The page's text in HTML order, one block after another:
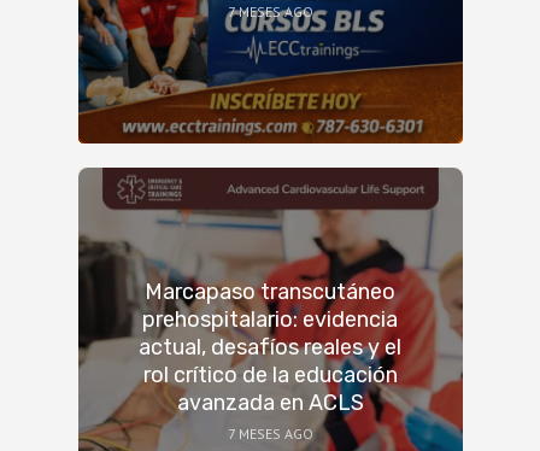
7 MESES AGO
Marcapaso transcutáneo
prehospitalario: evidencia
actual, desafíos reales y el
rol crítico de la educación
avanzada en ACLS
7 MESES AGO